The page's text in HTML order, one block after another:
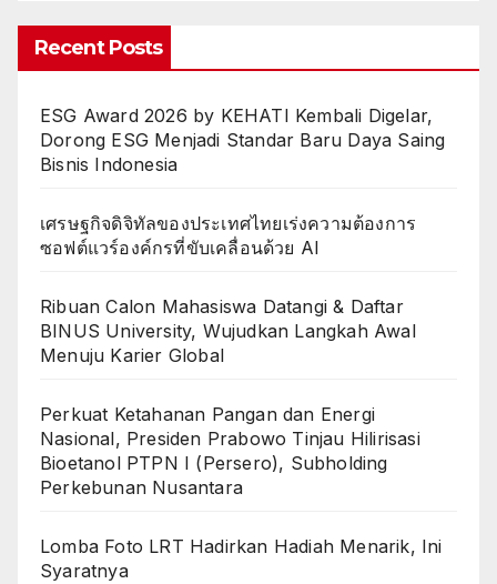
Recent Posts
ESG Award 2026 by KEHATI Kembali Digelar,
Dorong ESG Menjadi Standar Baru Daya Saing
Bisnis Indonesia
เศรษฐกิจดิจิทัลของประเทศไทยเร่งความต้องการ
ซอฟต์แวร์องค์กรที่ขับเคลื่อนด้วย AI
Ribuan Calon Mahasiswa Datangi & Daftar
BINUS University, Wujudkan Langkah Awal
Menuju Karier Global
Perkuat Ketahanan Pangan dan Energi
Nasional, Presiden Prabowo Tinjau Hilirisasi
Bioetanol PTPN I (Persero), Subholding
Perkebunan Nusantara
Lomba Foto LRT Hadirkan Hadiah Menarik, Ini
Syaratnya